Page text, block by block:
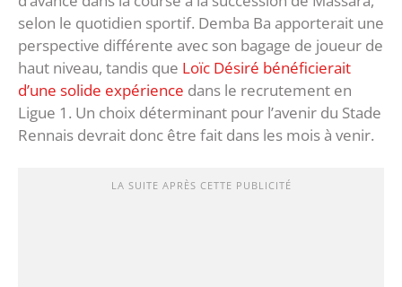
selon le quotidien sportif. Demba Ba apporterait une
perspective différente avec son bagage de joueur de
haut niveau, tandis que Loïc Désiré bénéficierait
d’une solide expérience dans le recrutement en
Ligue 1. Un choix déterminant pour l’avenir du Stade
Rennais devrait donc être fait dans les mois à venir.
LA SUITE APRÈS CETTE PUBLICITÉ